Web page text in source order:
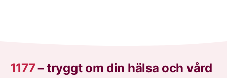
1177–tryggt om din hälsa och vård